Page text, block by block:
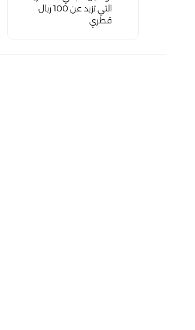
التي تزيد عن 100 ريال
قطري